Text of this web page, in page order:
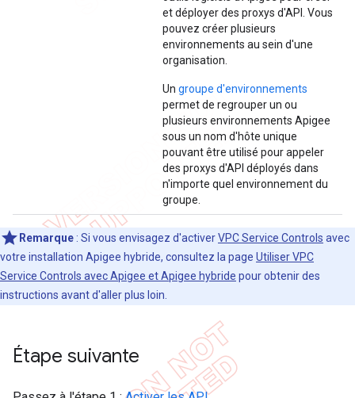
et déployer des proxys d'API. Vous
pouvez créer plusieurs
environnements au sein d'une
organisation.
Un groupe d'environnements
permet de regrouper un ou
plusieurs environnements Apigee
sous un nom d'hôte unique
pouvant être utilisé pour appeler
des proxys d'API déployés dans
n'importe quel environnement du
groupe.
Remarque : Si vous envisagez d'activerVPC Service Controls avec
votre installation Apigee hybride, consultez la page Utiliser VPC
Service Controls avec Apigee et Apigee hybride pour obtenir des
instructions avant d'aller plus loin.
Étape suivante